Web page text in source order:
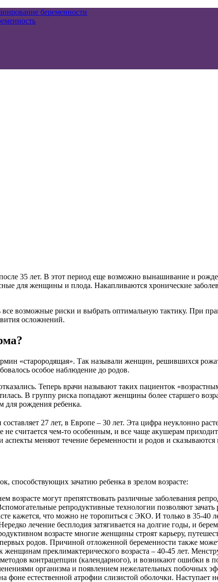
беременности
35 лет. В этот период еще возможно вынашивание и
для женщины и плода. Накапливаются хронические
все возможные риски и выбрать оптимальную тактику. При
осложнений.
«старородящая». Так называли женщин, решившихся
особое наблюдение до родов.
Теперь врачи называют таких пациенток
В группу риска попадают женщины более старшего
для рождения ребенка.
27 лет, в Европе – 30 лет. Эта цифра неуклонно
не считается чем-то особенным, и все чаще акушерам
аспекты меняют течение беременности и родов и
способствующих зачатию ребенка в зрелом возрасте:
могут препятствовать различные заболевания
репродуктивные технологии позволяют
кажется, что можно не торопиться с ЭКО. И только в 35-40
лечение бесплодия затягивается на долгие годы, и
возрасте многие женщины строят карьеру,
родов. Причиной отложенной беременности также
женщинам преклимактерического возраста – 40-45 лет.
контрацепции (календарного), и возникают ошибки
организма и появлением нежелательных побочных
фоне естественной атрофии слизистой оболочки. Наступает